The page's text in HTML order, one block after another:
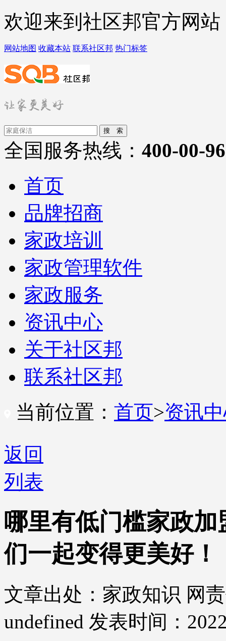
欢迎来到社区邦官方网站
网站地图 收藏本站 联系社区邦 热门标签
搜 索
全国服务热线： 400-00-
首页
品牌招商
家政培训
家政管理软件
家政服务
资讯中心
关于社区邦
联系社区邦
当前位置： 首页>资讯
返回
列表
哪里有低门槛家政
们一起变得更美好！
文章出处：家政知识 网
undefined 发表时间：